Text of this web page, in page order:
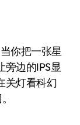
你把一张星
旁边的IPS显
关灯看科幻